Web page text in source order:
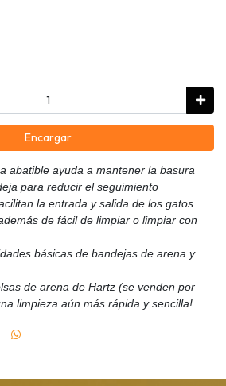
Encargar
abatible ayuda a mantener la basura
para reducir el seguimiento
la entrada y salida de los gatos.
de fácil de limpiar o limpiar con
básicas de bandejas de arena y
de arena de Hartz (se venden por
limpieza aún más rápida y sencilla!